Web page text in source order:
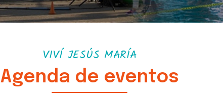
VIVÍ JESÚS MARÍA
Agenda de eventos